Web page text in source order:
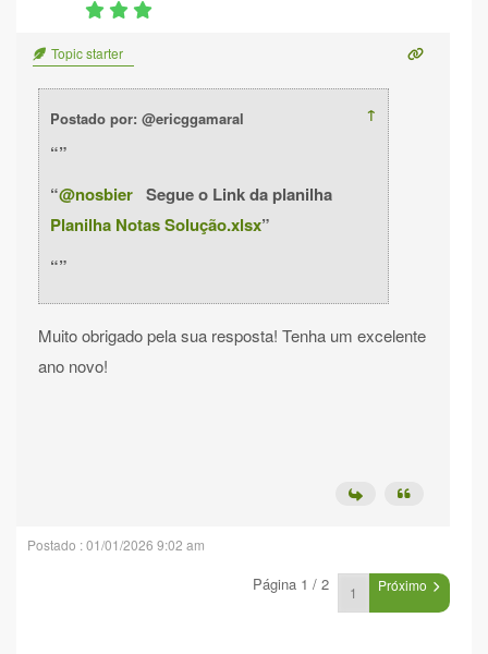
Topic starter
Postado por: @ericggamaral ↑
@nosbier Segue o Link da planilha
Planilha Notas Solução.xlsx
Muito obrigado pela sua resposta! Tenha um excelente
ano novo!
Postado : 01/01/2026 9:02 am
Página 1 / 2 Próximo